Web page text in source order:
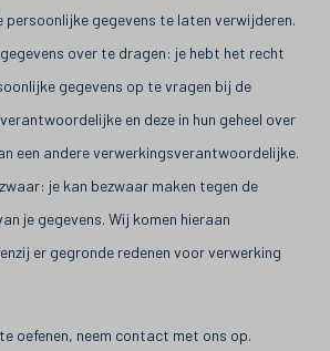
persoonlijke gegevens te laten verwijderen.
over te dragen: je hebt het recht
gegevens op te vragen bij de
en deze in hun geheel over
een andere verwerkingsverantwoordelijke.
je kan bezwaar maken tegen de
je gegevens. Wij komen hieraan
er gegronde redenen voor verwerking
oefenen, neem contact met ons op.